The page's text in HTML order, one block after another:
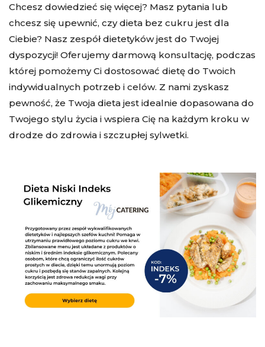
Chcesz dowiedzieć się więcej? Masz pytania lub
chcesz się upewnić, czy dieta bez cukru jest dla
Ciebie? Nasz zespół dietetyków jest do Twojej
dyspozycji! Oferujemy darmową konsultację, podczas
której pomożemy Ci dostosować dietę do Twoich
indywidualnych potrzeb i celów. Z nami zyskasz
pewność, że Twoja dieta jest idealnie dopasowana do
Twojego stylu życia i wspiera Cię na każdym kroku w
drodze do zdrowia i szczupłej sylwetki.